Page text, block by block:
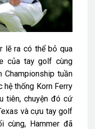
lẽ ra có thể bỏ qua
của tay golf cùng
tuần
hệ thống Korn Ferry
tiên, chuyện đó cứ
và cựu tay golf
cùng, Hammer đã